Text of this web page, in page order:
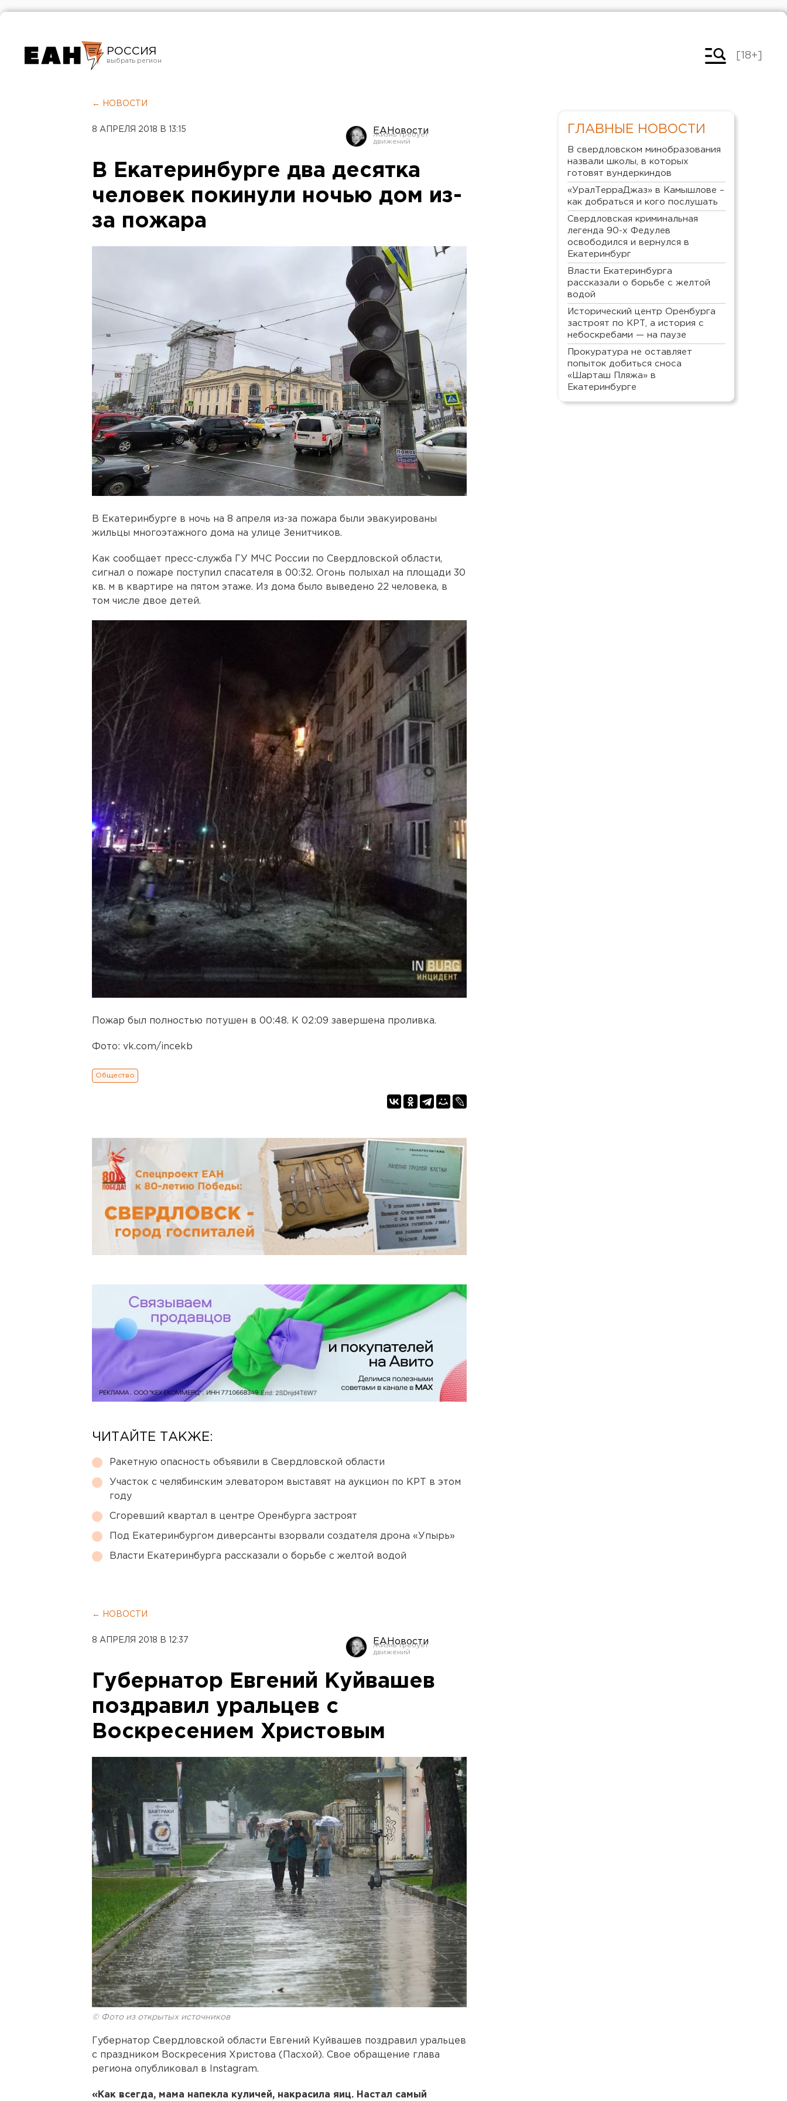
РОССИЯ
Челябинск
[18+]
← НОВОСТИ
8 АПРЕЛЯ 2018 В 13:15 ЕАНовости
В Екатеринбурге два десятка
человек покинули ночью дом из-
за пожара
В Екатеринбурге в ночь на 8 апреля из-за пожара были эвакуированы
жильцы многоэтажного дома на улице Зенитчиков.
Как сообщает пресс-служба ГУ МЧС России по Свердловской области,
сигнал о пожаре поступил спасателя в 00:32. Огонь полыхал на площади 30
кв. м в квартире на пятом этаже. Из дома было выведено 22 человека, в
том числе двое детей.
Пожар был полностью потушен в 00:48. К 02:09 завершена проливка.
Фото: vk.com/incekb
Общество
ЧИТАЙТЕ ТАКЖЕ:
Ракетную опасность объявили в Свердловской области
Участок с челябинским элеватором выставят на аукцион по КРТ в этом
году
Сгоревший квартал в центре Оренбурга застроят
Под Екатеринбургом диверсанты взорвали создателя дрона «Упырь»
Власти Екатеринбурга рассказали о борьбе с желтой водой
← НОВОСТИ
8 АПРЕЛЯ 2018 В 12:37 ЕАНовости
Губернатор Евгений Куйвашев
поздравил уральцев с
Воскресением Христовым
© Фото из открытых источников
Губернатор Свердловской области Евгений Куйвашев поздравил уральцев
с праздником Воскресения Христова (Пасхой). Свое обращение глава
региона опубликовал в Instagram.
«Как всегда, мама напекла куличей, накрасила яиц. Настал самый
ГЛАВНЫЕ НОВОСТИ
В свердловском минобразования
назвали школы, в которых
готовят вундеркиндов
«УралТерраДжаз» в Камышлове –
как добраться и кого послушать
Свердловская криминальная
легенда 90-х Федулев
освободился и вернулся в
Екатеринбург
Власти Екатеринбурга
рассказали о борьбе с желтой
водой
Исторический центр Оренбурга
застроят по КРТ, а история с
небоскребами — на паузе
Прокуратура не оставляет
попыток добиться сноса
«Шарташ Пляжа» в
Екатеринбурге